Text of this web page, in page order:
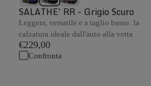
SALATHE' RR - Grigio Scuro
Leggera, versatile e a taglio basso: la
calzatura ideale dall'auto alla vetta
€229,00
Confronta